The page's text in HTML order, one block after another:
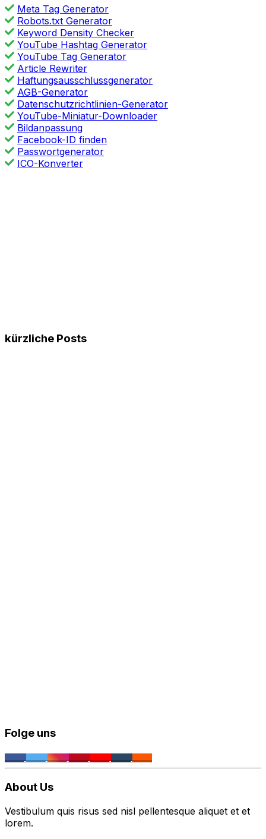
Meta Tag Generator
Robots.txt Generator
Keyword Density Checker
YouTube Hashtag Generator
YouTube Tag Generator
Article Rewriter
Haftungsausschlussgenerator
AGB-Generator
Datenschutzrichtlinien-Generator
YouTube-Miniatur-Downloader
Bildanpassung
Facebook-ID finden
Passwortgenerator
ICO-Konverter
kürzliche Posts
Folge uns
About Us
Vestibulum quis risus sed nisl pellentesque aliquet et et
lorem.